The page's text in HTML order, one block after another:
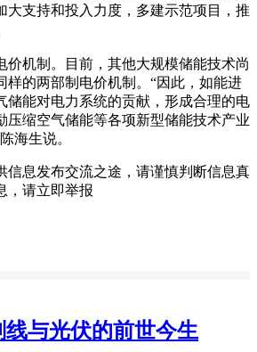
大支持和投入力度，多建示范项目，推
价机制。目前，其他大规模储能技术尚
样的两部制电价机制。“因此，如能进
储能对电力系统的贡献，形成合理的电
压缩空气储能等各项新型储能技术产业
海生说。
信息发布交流之途，请谨慎判断信息真
，请立即举报
与光伏的前世今生